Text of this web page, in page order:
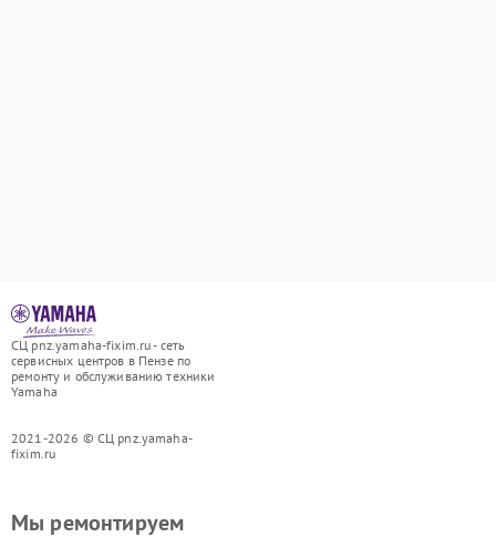
СЦ pnz.yamaha-fixim.ru - сеть
сервисных центров в Пензе по
ремонту и обслуживанию техники
Yamaha
2021-2026 © СЦ pnz.yamaha-
fixim.ru
Мы ремонтируем